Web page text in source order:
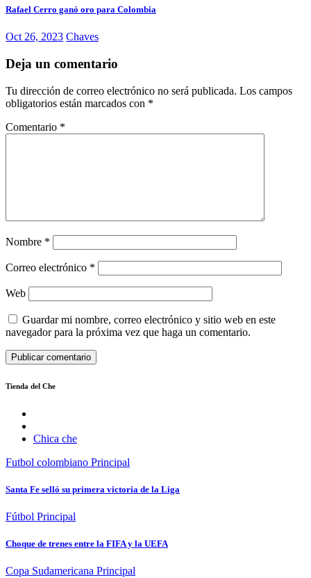
Rafael Cerro ganó oro para Colombia
Oct 26, 2023 Chaves
Deja un comentario
Tu dirección de correo electrónico no será publicada. Los campos
obligatorios están marcados con *
Comentario *
Nombre *
Correo electrónico *
Web
Guardar mi nombre, correo electrónico y sitio web en este
navegador para la próxima vez que haga un comentario.
Tienda del Che
Chica che
Futbol colombiano Principal
Santa Fe selló su primera victoria de la Liga
Fútbol Principal
Choque de trenes entre la FIFA y la UEFA
Copa Sudamericana Principal